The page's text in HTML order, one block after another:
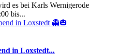
es bei Karls Wernigerode
bis...
in Loxstedt...